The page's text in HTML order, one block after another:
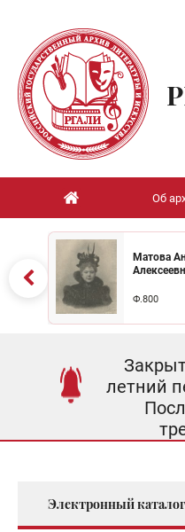
Об
Матова
Ф.800
летний
Электронный каталог